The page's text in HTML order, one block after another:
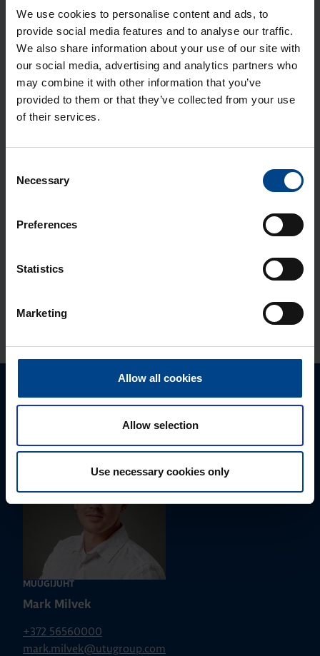
We use cookies to personalise content and ads, to
provide social media features and to analyse our traffic.
We also share information about your use of our site with
our social media, advertising and analytics partners who
may combine it with other information that you’ve
provided to them or that they’ve collected from your use
of their services.
Selection
Necessary
Preferences
Statistics
Marketing
Allow all cookies
Allow selection
Use necessary cookies only
mm, teras
Tootekood: FL957A
Moo­dul­sisu Orion Plus C, 4×24 moo­
du­lit, 600×500 mm
Tootekood: FL994A
Mon­taaž­plaat Orion Plus, 650×500
Palun võtke meiega ühendust
MÜÜGIJUHT
Mark Milvek
+372 56560000
mark.milvek@utugroup.com